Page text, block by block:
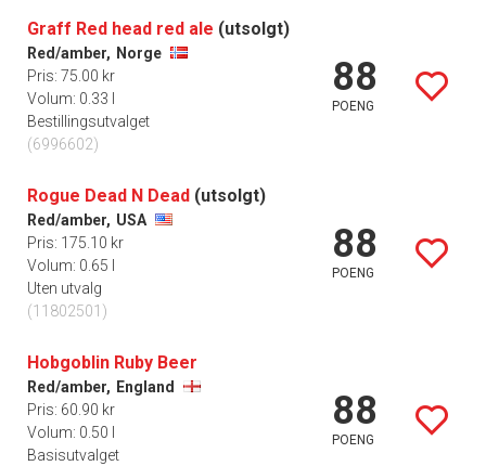
Graff Red head red ale (utsolgt)
Red/amber, Norge
Pris: 75.00 kr
Volum: 0.33 l
Bestillingsutvalget
(6996602)
88
POENG
Rogue Dead N Dead (utsolgt)
Red/amber, USA
Pris: 175.10 kr
Volum: 0.65 l
Uten utvalg
(11802501)
88
POENG
Hobgoblin Ruby Beer
Red/amber, England
Pris: 60.90 kr
Volum: 0.50 l
Basisutvalget
88
POENG